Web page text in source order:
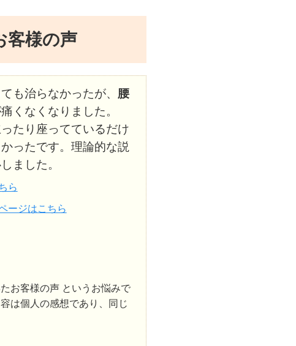
客様の声
も治らなかったが、 腰
くなくなりました。
たり座ってているだけ
ったです。理論的な説
ました。
ら
ージはこちら
お客様の声 というお悩みで
は個人の感想であり、同じ